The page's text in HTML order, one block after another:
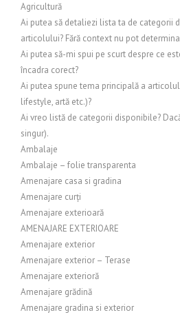
Agricultură
Ai putea să detaliezi lista ta de categorii
articolului? Fără context nu pot
Ai putea să-mi spui pe scurt despre ce
încadra corect?
Ai putea spune tema principală a
lifestyle, artă etc.)?
Ai vreo listă de categorii disponibile?
singur).
Ambalaje
Ambalaje – folie transparenta
Amenajare casa si gradina
Amenajare curți
Amenajare exterioară
AMENAJARE EXTERIOARE
Amenajare exterior
Amenajare exterior – Terase
Amenajare exterioră
Amenajare grădină
Amenajare gradina si exterior